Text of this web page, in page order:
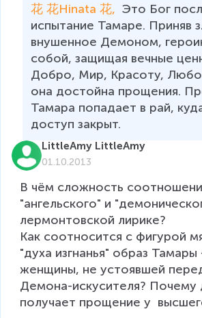
花 花Hinata 花, Это Бог
испытание Тамаре. Приняв
внушенное Демоном,
собой, защищая вечные
Добро, Мир, Красоту,
она достойна прощения.
Тамара попадает в рай,
доступ закрыт.
LittleAmy LittleAmy
01.10.2013
В чём сложность
"ангельского" и
лермонтовской лирике?
Как соотносится с фигурой
"духа изгнанья" образ
женщины, не устоявшей
Демона-искусителя?
получает прощение у